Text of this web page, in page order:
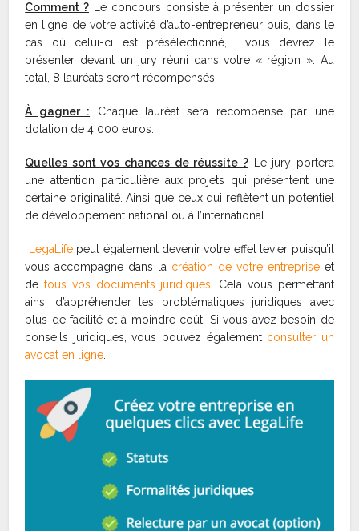
Comment ? Le concours consiste à présenter un dossier
en ligne de votre activité d’auto-entrepreneur puis, dans le
cas où celui-ci est présélectionné, vous devrez le
présenter devant un jury réuni dans votre « région ». Au
total, 8 lauréats seront récompensés.
À gagner : Chaque lauréat sera récompensé par une
dotation de 4 000 euros.
Quelles sont vos chances de réussite ?Le jury portera
une attention particulière aux projets qui présentent une
certaine originalité. Ainsi que ceux qui reflètent un potentiel
de développement national ou à l’international.
LegaLifepeut également devenir votre effet levier puisqu’il
vous accompagne dans la création de votre entrepriseet
detous vos documents juridiques . Cela vous permettant
ainsi d’appréhender les problématiques juridiques avec
plus de facilité et à moindre coût. Si vous avez besoin de
conseils juridiques, vous pouvez également consulter un
avocat en ligne